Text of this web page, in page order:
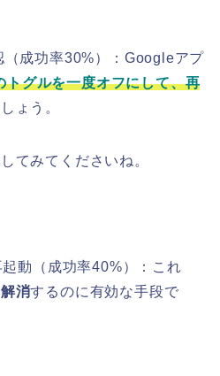
成功率30%）：Googleアプ
グルを一度オフにして、再
ょう。
てみてくださいね。
動（成功率40%）：これ
消するのに有効な手段で